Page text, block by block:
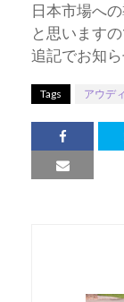
日本市場へ
と思います
追記でお知ら
Tags アウディ